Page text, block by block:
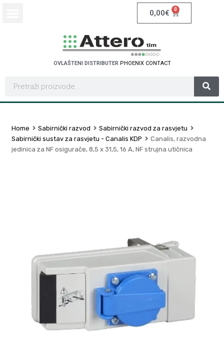
0,00€ 0
OVLAŠTENI DISTRIBUTER PHOENIX CONTACT
Home Sabirnički razvod
Sabirnički razvod za rasvjetu
Sabirnički sustav za rasvjetu - Canalis KDP
Canalis, razvodna
jedinica za NF osigurače, 8,5 x 31,5, 16 A, NF strujna utičnica